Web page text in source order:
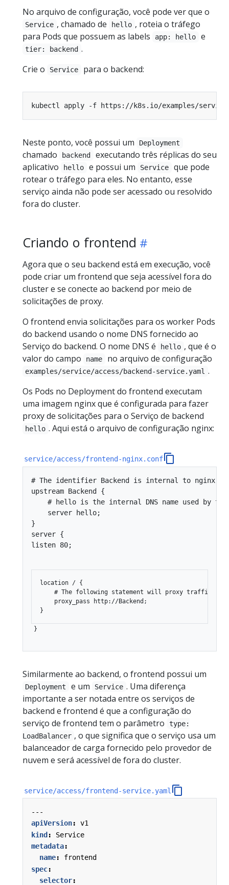
No arquivo de configuração, você pode ver que o
Service , chamado de hello , roteia o tráfego
para Pods que possuem as labels
app: hello e
tier: backend .
Crie o
Service para o backend:
Neste ponto, você possui um Deployment
chamado backend
executando três réplicas do seu
aplicativo
hello e possui um Service
que pode
rotear o tráfego para eles. No entanto, esse
serviço ainda não pode ser acessado ou resolvido
fora do cluster.
Criando o frontend
Agora que o seu backend está em execução, você
pode criar um frontend que seja acessível fora do
cluster e se conecte ao backend por meio de
solicitações de proxy.
O frontend envia solicitações para os worker Pods
do backend usando o nome DNS fornecido ao
Serviço do backend. O nome DNS é
hello , que é o
valor do campo
name no arquivo de configuração
examples/service/access/backend-service.yaml .
Os Pods no Deployment do frontend executam
uma imagem nginx que é configurada para fazer
proxy de solicitações para o Serviço de backend
hello . Aqui está o arquivo de configuração nginx:
service/access/frontend-nginx.conf
# The identifier Backend is internal to nginx,
upstream Backend {
# hello is the internal DNS name used by
    server hello;
server {
listen 80;
location / {
# The following statement will proxy traffic to
    proxy_pass http://Backend;
}
Similarmente ao backend, o frontend possui um
Deployment e um Service . Uma diferença
importante a ser notada entre os serviços de
backend e frontend é que a configuração do
serviço de frontend tem o parâmetro
type:
LoadBalancer , o que significa que o serviço usa um
balanceador de carga fornecido pelo provedor de
nuvem e será acessível de fora do cluster.
service/access/frontend-service.yaml
---
apiVersion:
v1
kind :
Service
metadata:
name:
frontend
spec:
selector: